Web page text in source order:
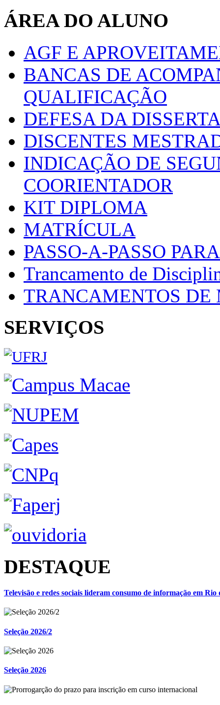
ÁREA DO ALUNO
AGF E
BANCAS DE
QUALIFICAÇÃO
DEFESA DA
DISCENTES
INDICAÇÃO DE
COORIENTADOR
KIT DIPLOMA
MATRÍCULA
PASSO-A-PASSO
Trancamento de
TRANCAMENTOS
SERVIÇOS
DESTAQUE
Televisão e redes sociais lideram consumo de informação em Rio
Seleção 2026/2
Seleção 2026